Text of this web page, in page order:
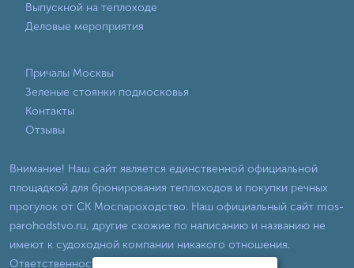
Выпускной на теплоходе
Деловые мероприятия
Причалы Москвы
Зеленые стоянки подмосковья
Контакты
Отзывы
Внимание! Наш сайт является единственной официальной
площадкой для бронирования теплоходов и покупки речных
прогулок от СК Моспароходство. Наш официальный сайт mos-
parohodstvo.ru, другие схожие по написанию и названию не
имеют к судоходной компании никакого отношения.
Ответственность за их услуги мы не несем